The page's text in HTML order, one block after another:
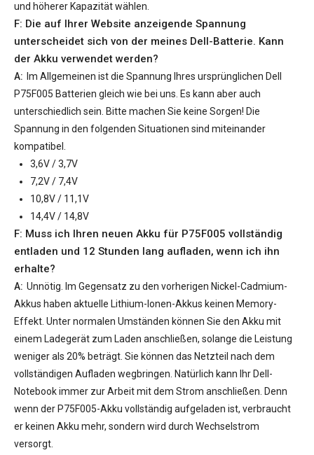
und höherer Kapazität wählen.
F: Die auf Ihrer Website anzeigende Spannung
unterscheidet sich von der meines Dell-Batterie. Kann
der Akku verwendet werden?
A: Im Allgemeinen ist die Spannung Ihres ursprünglichen Dell
P75F005 Batterien gleich wie bei uns. Es kann aber auch
unterschiedlich sein. Bitte machen Sie keine Sorgen! Die
Spannung in den folgenden Situationen sind miteinander
kompatibel.
3,6V / 3,7V
7,2V / 7,4V
10,8V / 11,1V
14,4V / 14,8V
F: Muss ich Ihren neuen Akku für P75F005 vollständig
entladen und 12 Stunden lang aufladen, wenn ich ihn
erhalte?
A: Unnötig. Im Gegensatz zu den vorherigen Nickel-Cadmium-
Akkus haben aktuelle Lithium-Ionen-Akkus keinen Memory-
Effekt. Unter normalen Umständen können Sie den Akku mit
einem Ladegerät zum Laden anschließen, solange die Leistung
weniger als 20% beträgt. Sie können das Netzteil nach dem
vollständigen Aufladen wegbringen. Natürlich kann Ihr Dell-
Notebook immer zur Arbeit mit dem Strom anschließen. Denn
wenn der P75F005-Akku vollständig aufgeladen ist, verbraucht
er keinen Akku mehr, sondern wird durch Wechselstrom
versorgt.